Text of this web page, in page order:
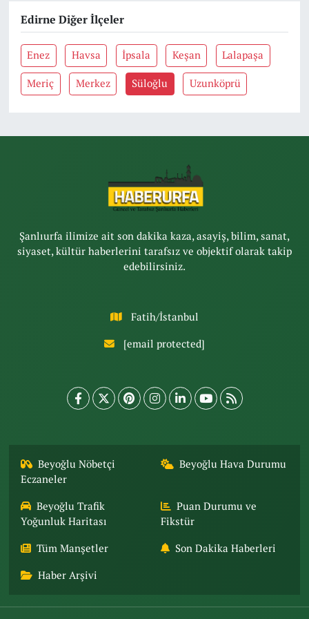
Edirne Diğer İlçeler
Enez Havsa İpsala Keşan Lalapaşa
Meriç Merkez Süloğlu Uzunköprü
Şanlıurfa ilimize ait son dakika kaza, asayiş, bilim, sanat,
siyaset, kültür haberlerini tarafsız ve objektif olarak takip
edebilirsiniz.
Fatih/İstanbul
[email protected]
Beyoğlu Nöbetçi
Eczaneler
Beyoğlu Hava Durumu
Beyoğlu Trafik
Yoğunluk Haritası
Puan Durumu ve
Fikstür
Tüm Manşetler Son Dakika Haberleri
Haber Arşivi